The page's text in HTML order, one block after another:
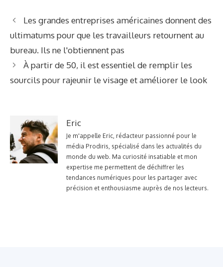
Les grandes entreprises américaines donnent des
ultimatums pour que les travailleurs retournent au
bureau. Ils ne l'obtiennent pas
À partir de 50, il est essentiel de remplir les
sourcils pour rajeunir le visage et améliorer le look
Eric
Je m'appelle Eric, rédacteur passionné pour le
média Prodiris, spécialisé dans les actualités du
monde du web. Ma curiosité insatiable et mon
expertise me permettent de déchiffrer les
tendances numériques pour les partager avec
précision et enthousiasme auprès de nos lecteurs.